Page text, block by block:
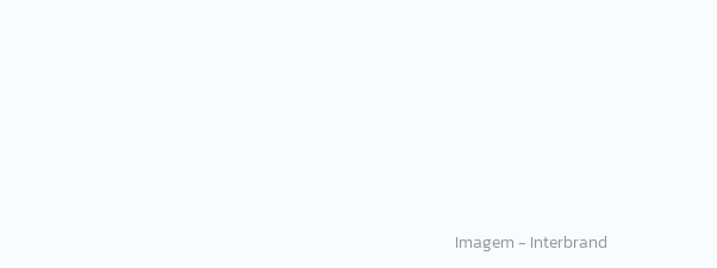
                                                                                                                                           Imagem - Interbrand